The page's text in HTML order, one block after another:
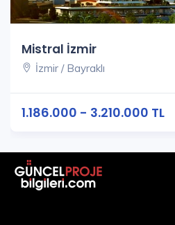
Mistral İzmir
İzmir / Bayraklı
1.186.000 - 3.210.000 TL